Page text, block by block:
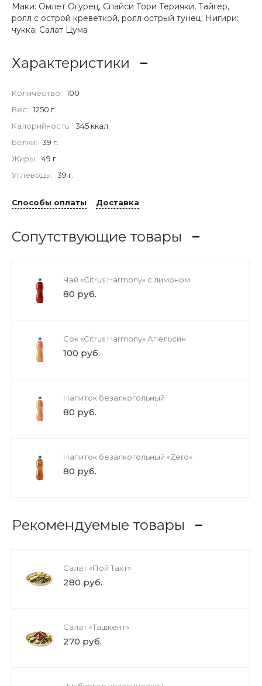
Маки: Омлет Огурец, Спайси Тори Терияки, Тайгер,
ролл с острой креветкой, ролл острый тунец; Нигири:
чукка; Салат Цума
Характеристики
Количество: 100
Вес: 1250 г.
Калорийность: 345 ккал.
Белки: 39 г.
Жиры: 49 г.
Углеводы: 39 г.
Способы оплаты Доставка
Сопутствующие товары
Чай «Citrus Harmony» с лимоном
80 руб.
Сок «Citrus Harmony» Апельсин
100 руб.
Напиток безалкогольный
80 руб.
Напиток безалкогольный «Zero»
80 руб.
Рекомендуемые товары
Салат «Пой Тахт»
280 руб.
Салат «Ташкент»
270 руб.